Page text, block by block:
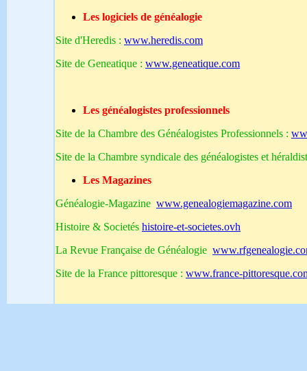
Les logiciels de généalogie
Site d'Heredis : www.heredis.com
Site de Geneatique : www.geneatique.com
Les généalogistes professionnels
Site de la Chambre des Généalogistes Professionnels :
Site de la Chambre syndicale des généalogistes et
Les Magazines
Généalogie-Magazine www.genealogiemagazine.com
Histoire & Societés histoire-et-societes.ovh
La Revue Française de Généalogie
Site de la France pittoresque : www.france-